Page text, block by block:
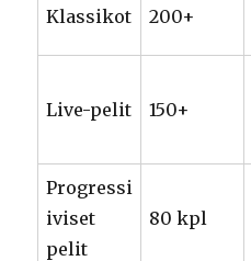
Klassikot 200+
Live-pelit 150+
Progressi
iviset
pelit
80 kpl